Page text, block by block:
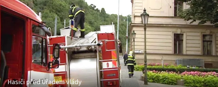
Hasiči před Úřadem vlády